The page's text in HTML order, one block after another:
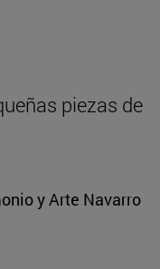
piezas de
y Arte Navarro